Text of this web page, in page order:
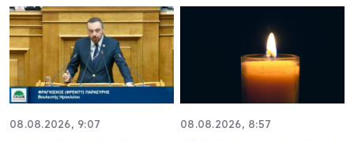
08.08.2026, 9:07 08.08.2026, 8:57